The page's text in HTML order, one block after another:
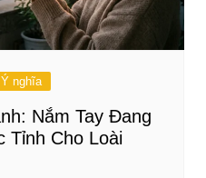
nghĩa
Nắm Tay Đang
Tỉnh Cho Loài